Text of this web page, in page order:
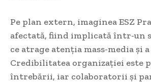
Pe plan extern, imaginea ESZ
afectată, fiind implicată într-un
ce atrage atenția mass-media și
Credibilitatea organizației este
întrebării, iar colaboratorii și